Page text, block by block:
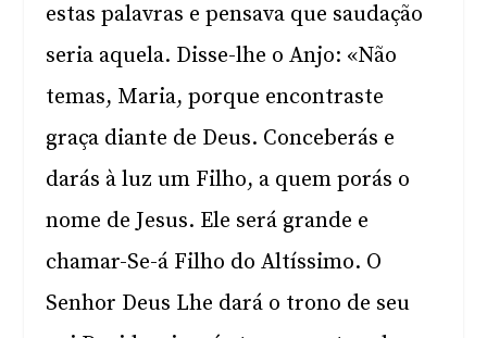
estas palavras e pensava que saudação
seria aquela. Disse-lhe o Anjo: «Não
temas, Maria, porque encontraste
graça diante de Deus. Conceberás e
darás à luz um Filho, a quem porás o
nome de Jesus. Ele será grande e
chamar-Se-á Filho do Altíssimo. O
Senhor Deus Lhe dará o trono de seu